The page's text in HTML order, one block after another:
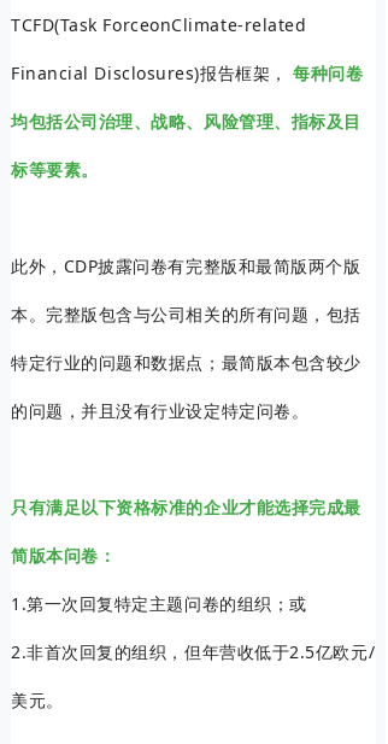
TCFD(Task ForceonClimate-related
Financial Disclosures)报告框架， 每种问卷
均包括公司治理、战略、风险管理、指标及目
标等要素。
此外，CDP披露问卷有完整版和最简版两个版
本。完整版包含与公司相关的所有问题，包括
特定行业的问题和数据点；最简版本包含较少
的问题，并且没有行业设定特定问卷。
只有满足以下资格标准的企业才能选择完成最
简版本问卷：
1.第一次回复特定主题问卷的组织；或
2.非首次回复的组织，但年营收低于2.5亿欧元/
美元。